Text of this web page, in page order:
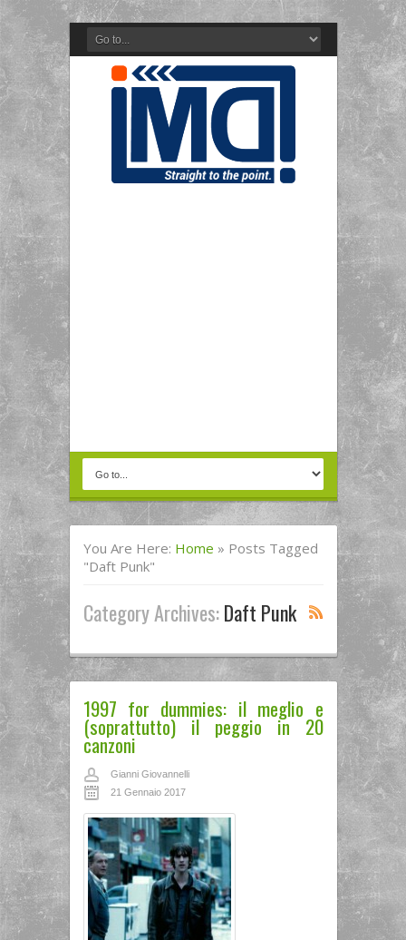
You Are Here: Home » Posts Tagged
"daft Punk"
Category Archives:Daft Punk
1997 for dummies: il meglio e
(soprattutto) il peggio in 20
canzoni
Gianni Giovannelli
21 Gennaio 2017